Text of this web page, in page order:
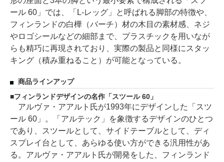
ール 60」では、「L-レッグ」と呼ばれる脚部の特徴や、
フィンランドの白樺（バーチ）材の木目の素材感、ネジ
やロゴシールなどの細部まで、プラスチックを用いなが
らも精巧に再現されており、実際の製品と同様にスタッ
キング（積み重ねること）が可能となっている。
商品ラインアップ
フィンランドデザインの名作「スツール 60」
アルヴァ・アアルト氏が1993年にデザインした「スツ
ール 60」。「アルテック」を象徴するデザインのひとつ
であり、スツールとして、サイドテーブルとして、ディ
スプレイ台として、あらゆる使い方ができる汎用性があ
る。アルヴァ・アアルト氏が開発をした、フィンランド